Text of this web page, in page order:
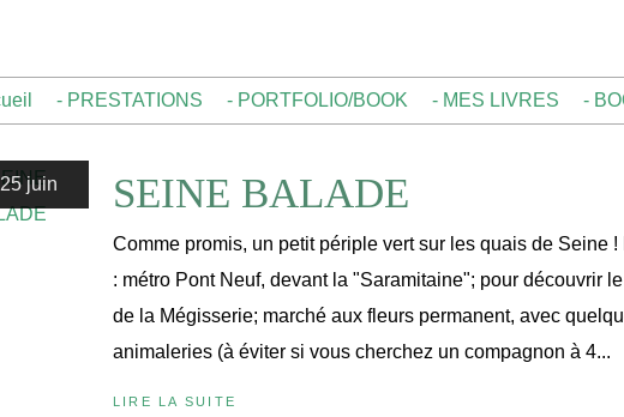
- PRESTATIONS - PORTFOLIO/BOOK - MES LIVRES -
25 juin SEINE BALADE
Comme promis, un petit périple vert sur les quais de Seine !
: métro Pont Neuf, devant la "Saramitaine"; pour découvrir
de la Mégisserie; marché aux fleurs permanent, avec
animaleries (à éviter si vous cherchez un compagnon à 4...
LIRE LA SUITE